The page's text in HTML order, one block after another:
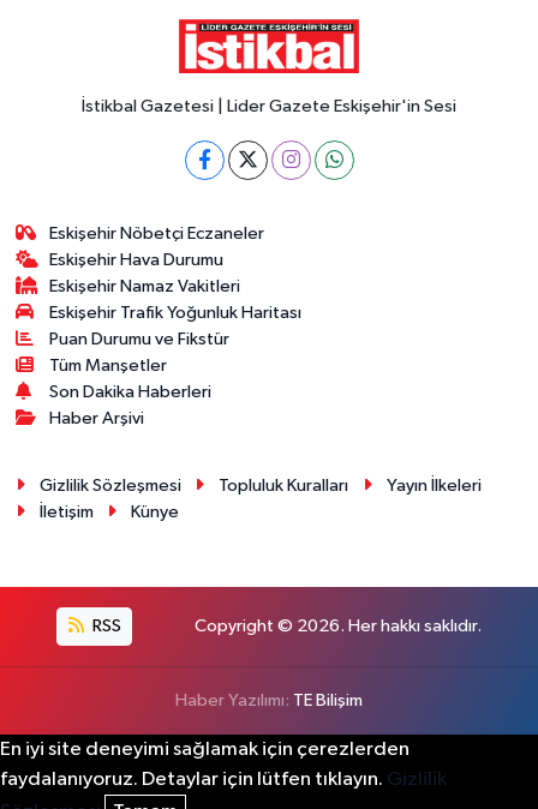
İstikbal Gazetesi | Lider Gazete Eskişehir'in Sesi
Eskişehir Nöbetçi Eczaneler
Eskişehir Hava Durumu
Eskişehir Namaz Vakitleri
Eskişehir Trafik Yoğunluk Haritası
Puan Durumu ve Fikstür
Tüm Manşetler
Son Dakika Haberleri
Haber Arşivi
Gizlilik Sözleşmesi Topluluk Kuralları
Yayın İlkeleri
İletişim
Künye
RSS Copyright © 2026. Her hakkı saklıdır.
Haber Yazılımı: TE Bilişim
En iyi site deneyimi sağlamak için çerezlerden
faydalanıyoruz. Detaylar için lütfen tıklayın. Gizlilik